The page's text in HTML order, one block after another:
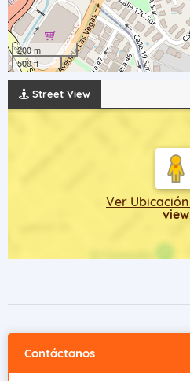
200 m
500 ft
Street View
Ver Ubicación
view
Contáctanos